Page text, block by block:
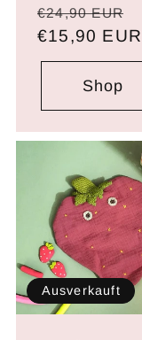
Normaler
Preis
€24,90 EUR
€15,90 EUR
Shop
Ausverkauft